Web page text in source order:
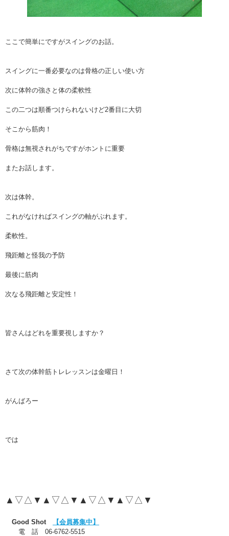
ここで簡単にですがスイングのお話。
スイングに一番必要なのは骨格の正しい使い方
次に体幹の強さと体の柔軟性
この二つは順番つけられないけど2番目に大切
そこから筋肉！
骨格は無視されがちですがホントに重要
またお話します。
次は体幹。
これがなければスイングの軸がぶれます。
柔軟性。
飛距離と怪我の予防
最後に筋肉
次なる飛距離と安定性！
皆さんはどれを重要視しますか？
さて次の体幹筋トレレッスンは金曜日！
がんばろー
では
▲▽△▼▲▽△▼▲▽△▼▲▽△▼
Good Shot
【会員募集中】
電 話 06-6762-5515